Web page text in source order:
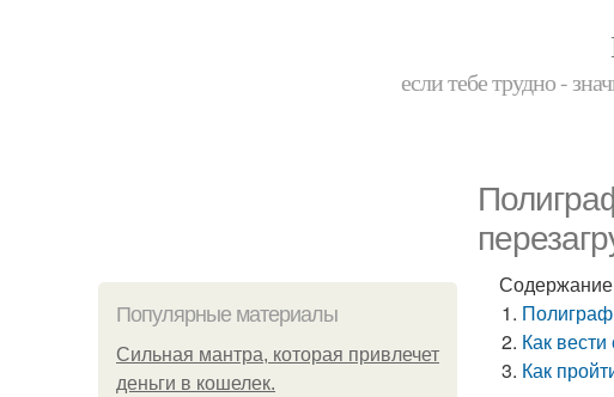
если тебе трудно -
Популярные материалы
Сильная мантра, которая привлечет
деньги в кошелек.
Содержание
Полиграф
Как
Как